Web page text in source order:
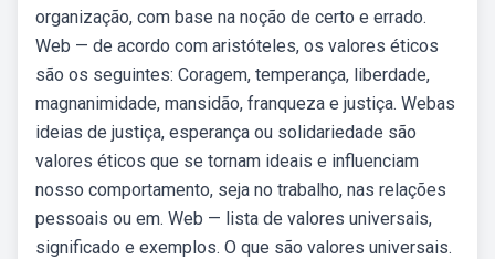
organização, com base na noção de certo e errado.
Web — de acordo com aristóteles, os valores éticos
são os seguintes: Coragem, temperança, liberdade,
magnanimidade, mansidão, franqueza e justiça. Webas
ideias de justiça, esperança ou solidariedade são
valores éticos que se tornam ideais e influenciam
nosso comportamento, seja no trabalho, nas relações
pessoais ou em. Web — lista de valores universais,
significado e exemplos. O que são valores universais.